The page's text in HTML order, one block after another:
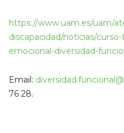
https://www.uam.es/uam/
discapacidad/noticias/
emocional-diversidad-
Email:
76 28.